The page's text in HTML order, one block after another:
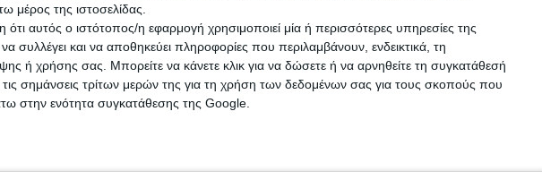
μέρος της ιστοσελίδας.
αυτός ο ιστότοπος/η εφαρμογή χρησιμοποιεί μία ή περισσότερες υπηρεσίες της
συλλέγει και να αποθηκεύει πληροφορίες που περιλαμβάνουν, ενδεικτικά, τη
ή χρήσης σας. Μπορείτε να κάνετε κλικ για να δώσετε ή να αρνηθείτε τη συγκατάθεσή
σημάνσεις τρίτων μερών της για τη χρήση των δεδομένων σας για τους σκοπούς που
στην ενότητα συγκατάθεσης της Google.
λίγες ημέρες η Citrini Research κυκλοφόρησε ένα σημείωμα με τίτλο:
κρίση νοημοσύνης του 2028, που ήταν η αφορμή για
των μετοχών εταιρειών λογισμικού.&nbsp;Το σκεπτικό ...